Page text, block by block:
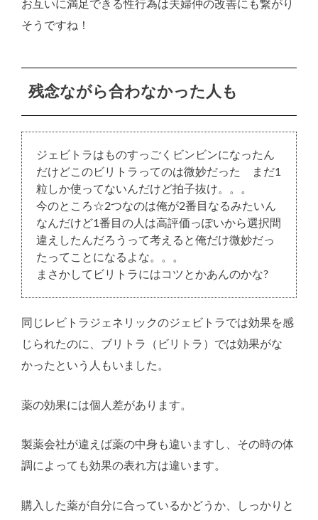
お互いに満足できる性行為は夫婦仲の改善にも繋がり
そうですね！
残念ながら合わなかった人も
ジェビトラはものすっごくビンビンになったん
だけどこのビリトラってのは微妙だった まだ1
粒しか使ってないんだけど拍子抜け。。。
今のところ☆2つなのは俺が2番目なるみたいん
なんだけど1番目の人は高評価っぽいから選択間
違えしたんだろうって考えると俺だけ微妙だっ
たってことになるよな。。。
まさかしてビリトラにはコツとかあんのかな?
同じレビトラジェネリックのジェビトラでは効果を感
じられたのに、ブリトラ（ビリトラ）では効果がな
かったという人もいました。
薬の効果には個人差があります。
製薬会社が違えば薬の中身も違いますし、その時の体
調によっても効果の表れ方は違います。
購入した薬が自分に合っているかどうか、しっかりと